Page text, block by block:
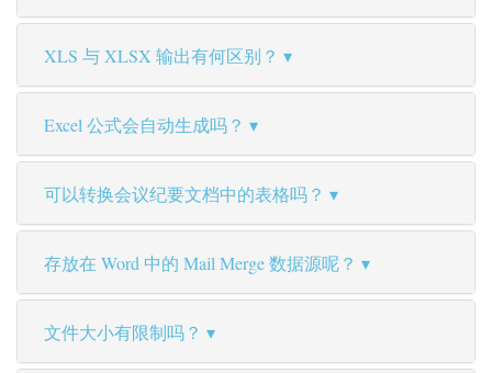
XLS 与 XLSX 输出有何区别？
Excel 公式会自动生成吗？
可以转换会议纪要文档中的表格吗？
存放在 Word 中的 Mail Merge 数据源呢？
文件大小有限制吗？